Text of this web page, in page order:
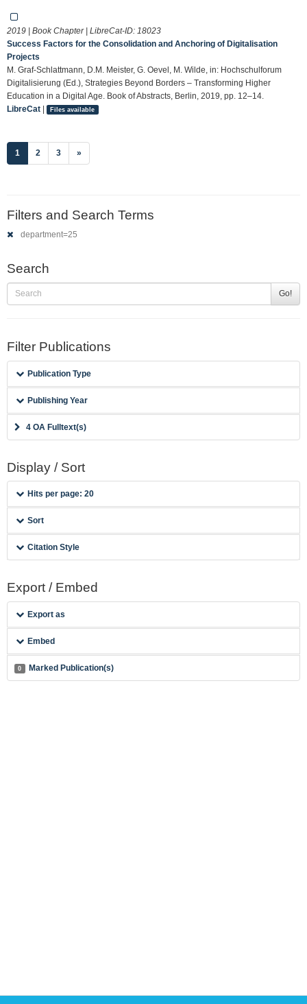
2019 | Book Chapter | LibreCat-ID: 18023
Success Factors for the Consolidation and Anchoring of Digitalisation
Projects
M. Graf-Schlattmann, D.M. Meister, G. Oevel, M. Wilde, in: Hochschulforum
Digitalisierung (Ed.), Strategies Beyond Borders – Transforming Higher
Education in a Digital Age. Book of Abstracts, Berlin, 2019, pp. 12–14.
LibreCat | Files available
1 (current)
2 3 »
Filters and Search Terms
department=25
Search
Go!
Filter Publications
Publication Type
Publishing Year
4 OA Fulltext(s)
Display / Sort
Hits per page: 20
Sort
Citation Style
Export / Embed
Export as
Embed
0 Marked Publication(s)